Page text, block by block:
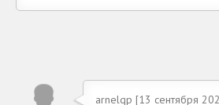
arnelqp [13 сентября